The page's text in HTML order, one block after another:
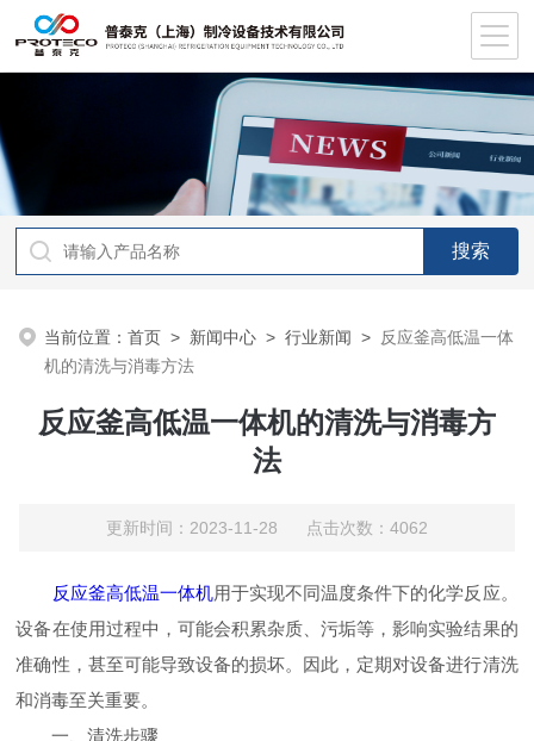
当前位置：首页 > 新闻中心 >行业新闻 > 反应釜高低温一体
机的清洗与消毒方法
反应釜高低温一体机的清洗与消毒方
法
更新时间：2023-11-28 点击次数：4062
反应釜高低温一体机用于实现不同温度条件下的化学反应。
设备在使用过程中，可能会积累杂质、污垢等，影响实验结果的
准确性，甚至可能导致设备的损坏。因此，定期对设备进行清洗
和消毒至关重要。
一、清洗步骤